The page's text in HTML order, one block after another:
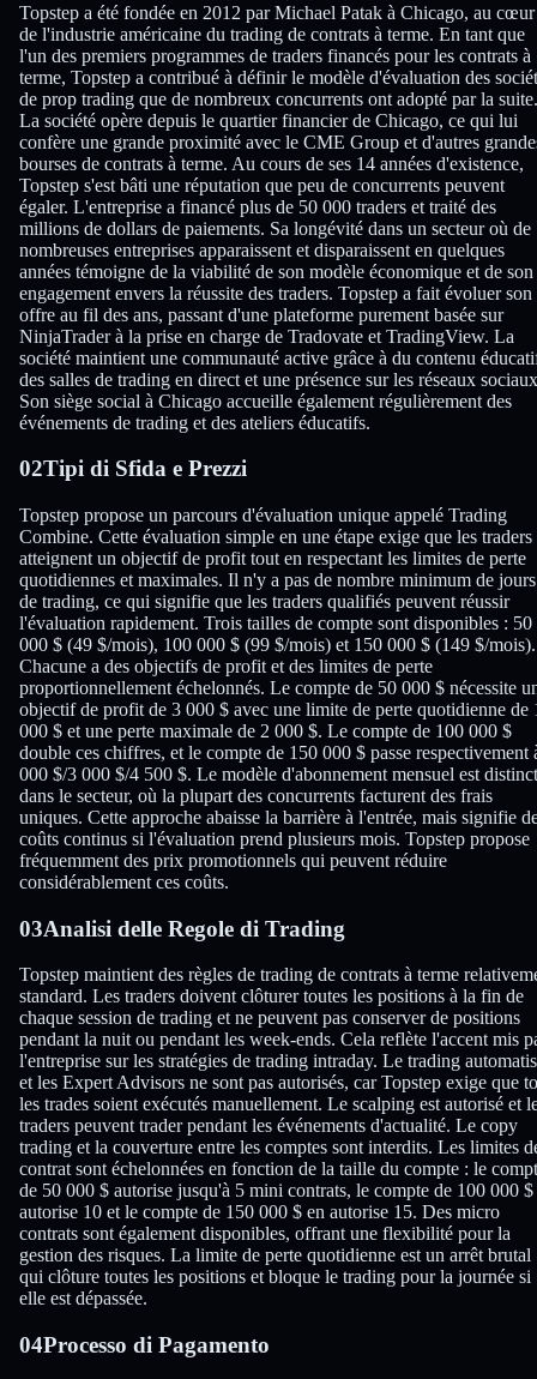
Topstep a été fondée en 2012 par Michael Patak à Chicago, au cœur
de l'industrie américaine du trading de contrats à terme. En tant que
l'un des premiers programmes de traders financés pour les contrats à
terme, Topstep a contribué à définir le modèle d'évaluation des
de prop trading que de nombreux concurrents ont adopté par la suite.
La société opère depuis le quartier financier de Chicago, ce qui lui
confère une grande proximité avec le CME Group et d'autres
bourses de contrats à terme. Au cours de ses 14 années d'existence,
Topstep s'est bâti une réputation que peu de concurrents peuvent
égaler. L'entreprise a financé plus de 50 000 traders et traité des
millions de dollars de paiements. Sa longévité dans un secteur où de
nombreuses entreprises apparaissent et disparaissent en quelques
années témoigne de la viabilité de son modèle économique et de son
engagement envers la réussite des traders. Topstep a fait évoluer son
offre au fil des ans, passant d'une plateforme purement basée sur
NinjaTrader à la prise en charge de Tradovate et TradingView. La
société maintient une communauté active grâce à du contenu
des salles de trading en direct et une présence sur les réseaux
Son siège social à Chicago accueille également régulièrement des
événements de trading et des ateliers éducatifs.
02Tipi di Sfida e Prezzi
Topstep propose un parcours d'évaluation unique appelé Trading
Combine. Cette évaluation simple en une étape exige que les traders
atteignent un objectif de profit tout en respectant les limites de perte
quotidiennes et maximales. Il n'y a pas de nombre minimum de jours
de trading, ce qui signifie que les traders qualifiés peuvent réussir
l'évaluation rapidement. Trois tailles de compte sont disponibles : 50
000 $ (49 $/mois), 100 000 $ (99 $/mois) et 150 000 $ (149 $/mois).
Chacune a des objectifs de profit et des limites de perte
proportionnellement échelonnés. Le compte de 50 000 $ nécessite
objectif de profit de 3 000 $ avec une limite de perte quotidienne de
000 $ et une perte maximale de 2 000 $. Le compte de 100 000 $
double ces chiffres, et le compte de 150 000 $ passe respectivement
000 $/3 000 $/4 500 $. Le modèle d'abonnement mensuel est
dans le secteur, où la plupart des concurrents facturent des frais
uniques. Cette approche abaisse la barrière à l'entrée, mais signifie
coûts continus si l'évaluation prend plusieurs mois. Topstep propose
fréquemment des prix promotionnels qui peuvent réduire
considérablement ces coûts.
03Analisi delle Regole di Trading
Topstep maintient des règles de trading de contrats à terme
standard. Les traders doivent clôturer toutes les positions à la fin de
chaque session de trading et ne peuvent pas conserver de positions
pendant la nuit ou pendant les week-ends. Cela reflète l'accent mis
l'entreprise sur les stratégies de trading intraday. Le trading
et les Expert Advisors ne sont pas autorisés, car Topstep exige que
les trades soient exécutés manuellement. Le scalping est autorisé et
traders peuvent trader pendant les événements d'actualité. Le copy
trading et la couverture entre les comptes sont interdits. Les limites
contrat sont échelonnées en fonction de la taille du compte : le
de 50 000 $ autorise jusqu'à 5 mini contrats, le compte de 100 000 $
autorise 10 et le compte de 150 000 $ en autorise 15. Des micro
contrats sont également disponibles, offrant une flexibilité pour la
gestion des risques. La limite de perte quotidienne est un arrêt brutal
qui clôture toutes les positions et bloque le trading pour la journée si
elle est dépassée.
04Processo di Pagamento